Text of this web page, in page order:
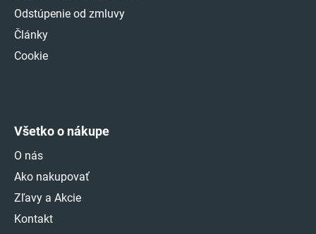
Odstúpenie od zmluvy
Články
Cookie
Všetko o nákupe
O nás
Ako nakupovať
Zľavy a Akcie
Kontakt